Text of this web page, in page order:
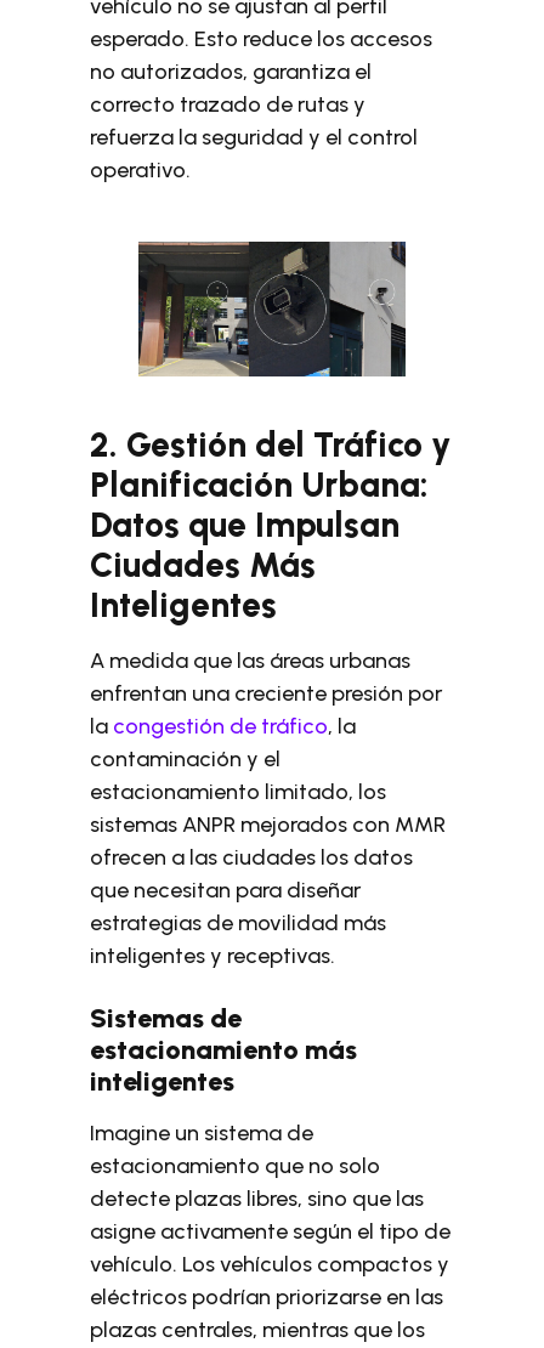
vehículo no se ajustan al perfil
esperado. Esto reduce los accesos
no autorizados, garantiza el
correcto trazado de rutas y
refuerza la seguridad y el control
operativo.
2. Gestión del Tráfico y
Planificación Urbana:
Datos que Impulsan
Ciudades Más
Inteligentes
A medida que las áreas urbanas
enfrentan una creciente presión por
la congestión de tráfico, la
contaminación y el
estacionamiento limitado, los
sistemas ANPR mejorados con MMR
ofrecen a las ciudades los datos
que necesitan para diseñar
estrategias de movilidad más
inteligentes y receptivas.
Sistemas de
estacionamiento más
inteligentes
Imagine un sistema de
estacionamiento que no solo
detecte plazas libres, sino que las
asigne activamente según el tipo de
vehículo. Los vehículos compactos y
eléctricos podrían priorizarse en las
plazas centrales, mientras que los